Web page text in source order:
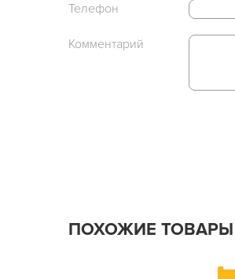
Телефон
Комментарий
ПОХОЖИЕ ТОВАРЫ